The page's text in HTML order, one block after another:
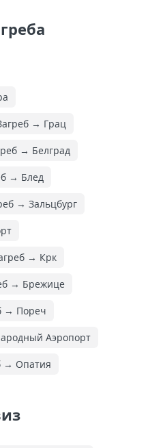
→ Грац
→ Белград
→ Блед
→ Зальцбург
→ Крк
→ Брежице
→ Пореч
Аэропорт
→ Опатия